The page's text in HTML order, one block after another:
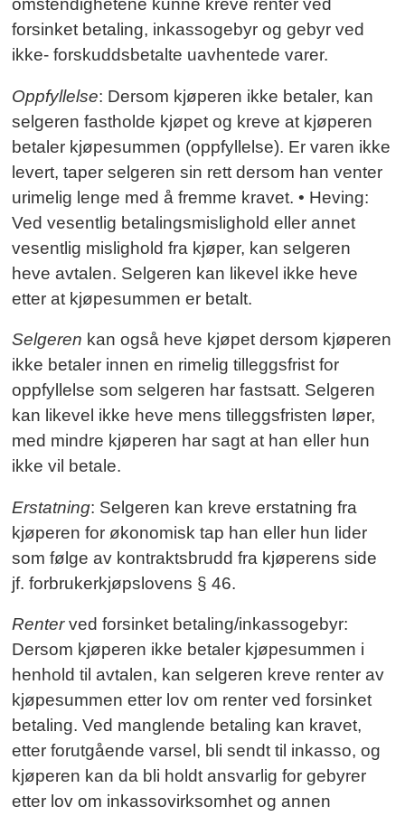
omstendighetene kunne kreve renter ved
forsinket betaling, inkassogebyr og gebyr ved
ikke- forskuddsbetalte uavhentede varer.
Oppfyllelse: Dersom kjøperen ikke betaler, kan
selgeren fastholde kjøpet og kreve at kjøperen
betaler kjøpesummen (oppfyllelse). Er varen ikke
levert, taper selgeren sin rett dersom han venter
urimelig lenge med å fremme kravet. • Heving:
Ved vesentlig betalingsmislighold eller annet
vesentlig mislighold fra kjøper, kan selgeren
heve avtalen. Selgeren kan likevel ikke heve
etter at kjøpesummen er betalt.
Selgeren kan også heve kjøpet dersom kjøperen
ikke betaler innen en rimelig tilleggsfrist for
oppfyllelse som selgeren har fastsatt. Selgeren
kan likevel ikke heve mens tilleggsfristen løper,
med mindre kjøperen har sagt at han eller hun
ikke vil betale.
Erstatning: Selgeren kan kreve erstatning fra
kjøperen for økonomisk tap han eller hun lider
som følge av kontraktsbrudd fra kjøperens side
jf. forbrukerkjøpslovens § 46.
Renterved forsinket betaling/inkassogebyr:
Dersom kjøperen ikke betaler kjøpesummen i
henhold til avtalen, kan selgeren kreve renter av
kjøpesummen etter lov om renter ved forsinket
betaling. Ved manglende betaling kan kravet,
etter forutgående varsel, bli sendt til inkasso, og
kjøperen kan da bli holdt ansvarlig for gebyrer
etter lov om inkassovirksomhet og annen